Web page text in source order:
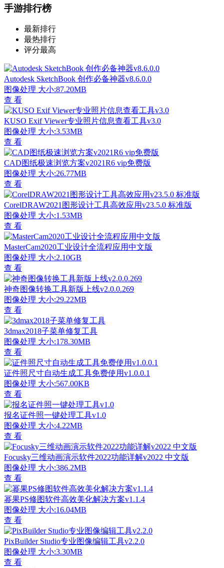
手游排行榜
最新排行
最热排行
评分最高
Autodesk SketchBook 创作必备神器v8.6.0.0
图像处理 大小:87.20MB
查 看
KUSO Exif Viewer专业照片信息查看工具v3.0
图像处理 大小:3.53MB
查 看
CAD图纸极速浏览方案v2021R6 vip免费版
图像处理 大小:26.77MB
查 看
CorelDRAW2021图形设计工具高效应用v23.5.0 标准版
图像处理 大小:1.53MB
查 看
MasterCam2020工业设计全流程应用中文版
图像处理 大小:2.10GB
查 看
神奇图像转换工具新版上线v2.0.0.269
图像处理 大小:29.22MB
查 看
3dmax2018子菜单修复工具
图像处理 大小:178.30MB
查 看
证件照尺寸自动生成工具免费使用v1.0.0.1
图像处理 大小:567.00KB
查 看
报名证件照一键处理工具v1.0
图像处理 大小:4.22MB
查 看
Focusky三维动画演示软件2022功能详解v2022 中文版
图像处理 大小:386.2MB
查 看
幂果PS修图软件高效美化解决方案v1.1.4
图像处理 大小:16.04MB
查 看
PixBuilder Studio专业图像编辑工具v2.2.0
图像处理 大小:3.30MB
查 看